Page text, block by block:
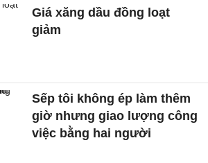
Giá xăng dầu đồng loạt
giảm
Sếp tôi không ép làm thêm
giờ nhưng giao lượng công
việc bằng hai người